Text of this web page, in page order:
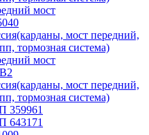
мост
мост передний,
тормозная система)
мост
мост передний,
тормозная система)
359961
643171